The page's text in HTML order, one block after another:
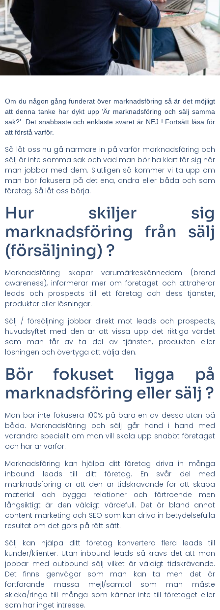
Om du någon gång funderat över marknadsföring så är det möjligt
att denna tanke har dykt upp ’Är marknadsföring och sälj samma
sak?’. Det snabbaste och enklaste svaret är NEJ ! Fortsätt läsa för
att förstå varför.
Så låt oss nu gå närmare in på varför marknadsföring och
sälj är inte samma sak och vad man bör ha klart för sig när
man jobbar med dem. Slutligen så kommer vi ta upp om
man bör fokusera på det ena, andra eller båda och som
företag. Så låt oss börja.
Hur skiljer sig
marknadsföring från sälj
(försäljning) ?
Marknadsföring skapar varumärkeskännedom (brand
awareness), informerar mer om företaget och attraherar
leads och prospects till ett företag och dess tjänster,
produkter eller lösningar.
Sälj / försäljning jobbar direkt mot leads och prospects,
huvudsyftet med den är att vissa upp det riktiga värdet
som man får av ta del av tjänsten, produkten eller
lösningen och övertyga att välja den.
Bör fokuset ligga på
marknadsföring eller sälj ?
Man bör inte fokusera 100% på bara en av dessa utan på
båda. Marknadsföring och sälj går hand i hand med
varandra speciellt om man vill skala upp snabbt företaget
och här är varför.
Marknadsföring kan hjälpa ditt företag driva in många
inbound leads till ditt företag. En svår del med
marknadsföring är att den är tidskrävande för att skapa
material och bygga relationer och förtroende men
långsiktigt är den väldigt värdefull. Det är bland annat
content marketing och SEO som kan driva in betydelsefulla
resultat om det görs på rätt sätt.
Sälj kan hjälpa ditt företag konvertera flera leads till
kunder/klienter. Utan inbound leads så krävs det att man
jobbar med outbound sälj vilket är väldigt tidskrävande.
Det finns genvägar som man kan ta men det är
fortfarande massa mejl/samtal som man måste
skicka/ringa till många som känner inte till företaget eller
som har inget intresse.